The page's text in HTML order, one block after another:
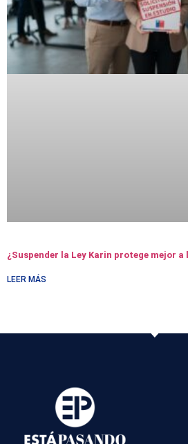
¿Suspender la Ley Karin protege mejor
LEER MÁS